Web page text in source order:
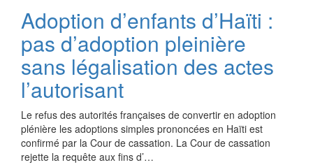
Adoption d’enfants d’Haïti :
pas d’adoption pleinière
sans légalisation des actes
l’autorisant
Le refus des autorités françaises de convertir en adoption
plénière les adoptions simples prononcées en Haïti est
confirmé par la Cour de cassation. La Cour de cassation
rejette la requête aux fins d’…